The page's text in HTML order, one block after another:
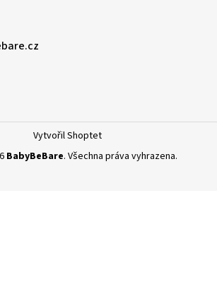
Vytvořil Shoptet
BabyBeBare. Všechna práva vyhrazena.